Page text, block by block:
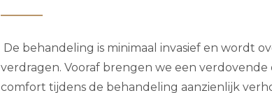
De behandeling is minimaal invasief en wordt
verdragen. Vooraf brengen we een verdovende
comfort tijdens de behandeling aanzienlijk